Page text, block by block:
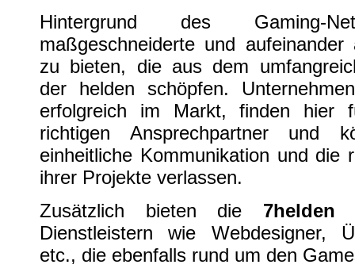
Hintergrund des Gaming-
maßgeschneiderte und aufeinander
zu bieten, die aus dem
der helden schöpfen.
erfolgreich im Markt, finden hier
richtigen Ansprechpartner und
einheitliche Kommunikation und die
ihrer Projekte verlassen.
Zusätzlich bieten die 7helden
Dienstleistern wie Webdesigner,
etc., die ebenfalls rund um den